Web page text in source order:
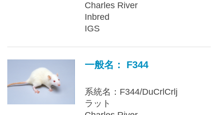
Charles River
Inbred
IGS
一般名： F344
系統名：F344/DuCrlCrlj
ラット